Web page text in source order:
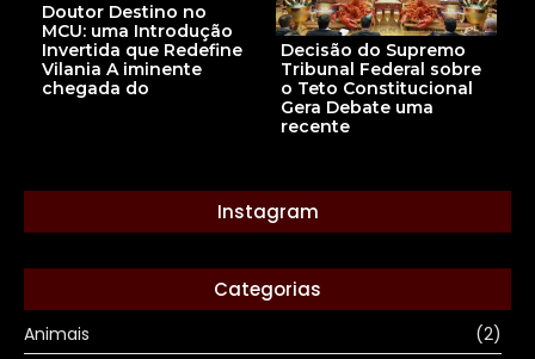
Doutor Destino no
MCU: uma Introdução
Invertida que Redefine
Vilania A iminente
chegada do
Decisão do Supremo
Tribunal Federal sobre
o Teto Constitucional
Gera Debate uma
recente
Instagram
Categorias
Animais
(2)